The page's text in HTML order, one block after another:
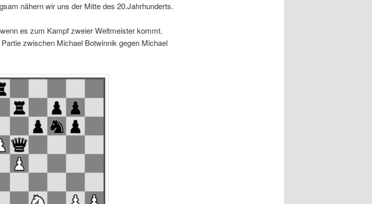
nähern wir uns der Mitte des 20.Jahrhunderts.
es zum Kampf zweier Weltmeister kommt.
zwischen Michael Botwinnik gegen Michael